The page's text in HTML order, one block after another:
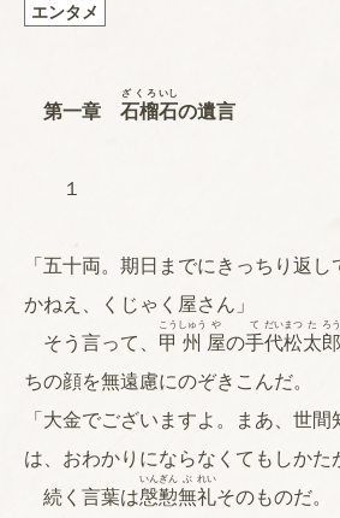
エンタメ
第一章 石榴
ざくろ
石
いし
の遺言
１
「五十両。期日までにきっちり返
かねえ、くじゃく屋さん」
そう言って、 甲
こう
州
しゅう
屋
や
の手
て
代
だい
松
まつ
太
た
郎
ろう
ちの顔を無遠慮にのぞきこんだ。
「大金でございますよ。まあ、世
は、おわかりにならなくてもしかた
続く言葉は慇
いん
懃
ぎん
無
ぶ
礼
れい
そのものだ。